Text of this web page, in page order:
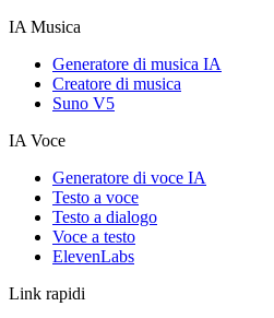
IA Musica
Generatore di musica IA
Creatore di musica
Suno V5
IA Voce
Generatore di voce IA
Testo a voce
Testo a dialogo
Voce a testo
ElevenLabs
Link rapidi